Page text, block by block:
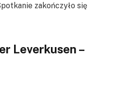
zakończyło się
Leverkusen –